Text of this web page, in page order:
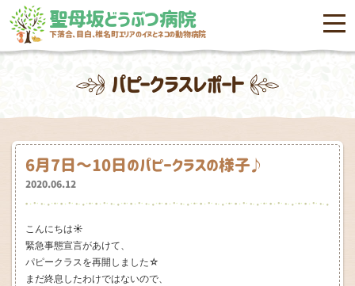
聖母坂どうぶつ病院
下落合、目白、椎名町エリアのイヌとネコの動物病院 menu
パピークラスレポート
6月7日～10日のパピークラスの様子♪
2020.06.12
こんにちは☀
緊急事態宣言があけて、
パピークラスを再開しました☆
まだ終息したわけではないので、